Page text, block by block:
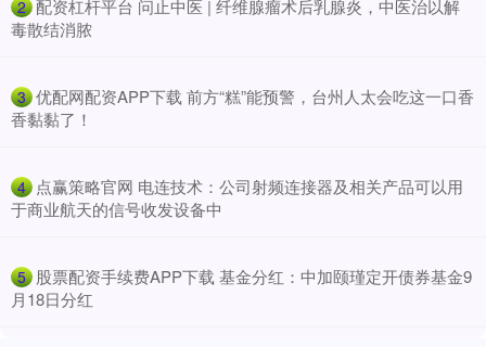
2 ​配资杠杆平台 问止中医 | 纤维腺瘤术后乳腺炎，中医治以解
毒散结消脓
3 ​优配网配资APP下载 前方“糕”能预警，台州人太会吃这一口香
香黏黏了！
4 ​点赢策略官网 电连技术：公司射频连接器及相关产品可以用
于商业航天的信号收发设备中
5 ​股票配资手续费APP下载 基金分红：中加颐瑾定开债券基金9
月18日分红